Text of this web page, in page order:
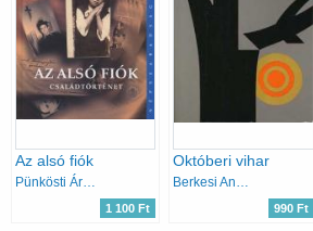
Az alsó fiók
Pünkösti Árpád
1 100 Ft
Októberi vihar
Berkesi András
990 Ft